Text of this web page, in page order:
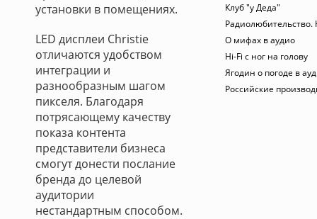
установки в помещениях.
LED дисплеи Christie
отличаются удобством
интеграции и
разнообразным шагом
пикселя. Благодаря
потрясающему качеству
показа контента
представители бизнеса
смогут донести послание
бренда до целевой
аудитории
нестандартным способом.
Клуб "у Деда"
Радиолюбительство.
О мифах в аудио
Hi-Fi с ног на голову
Ягодин о погоде в
Российские